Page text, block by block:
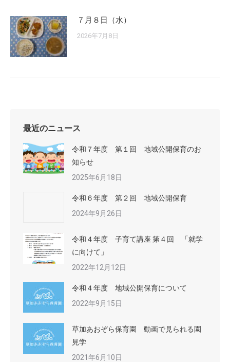
７月８日（水）
2026年7月8日
最近のニュース
令和７年度 第１回 地域公開保育のお
知らせ
2025年6月18日
令和６年度 第２回 地域公開保育
2024年9月26日
令和４年度 子育て講座 第４回 「就学
に向けて」
2022年12月12日
令和４年度 地域公開保育について
2022年9月15日
草加あおぞら保育園 動画で見られる園
見学
2021年6月10日